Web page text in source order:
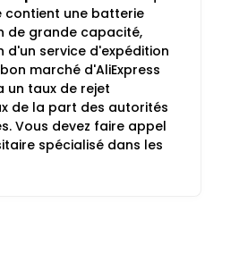
contient une batterie
de grande capacité,
d'un service d'expédition
marché d'AliExpress
un taux de rejet
de la part des autorités
Vous devez faire appel
spécialisé dans les